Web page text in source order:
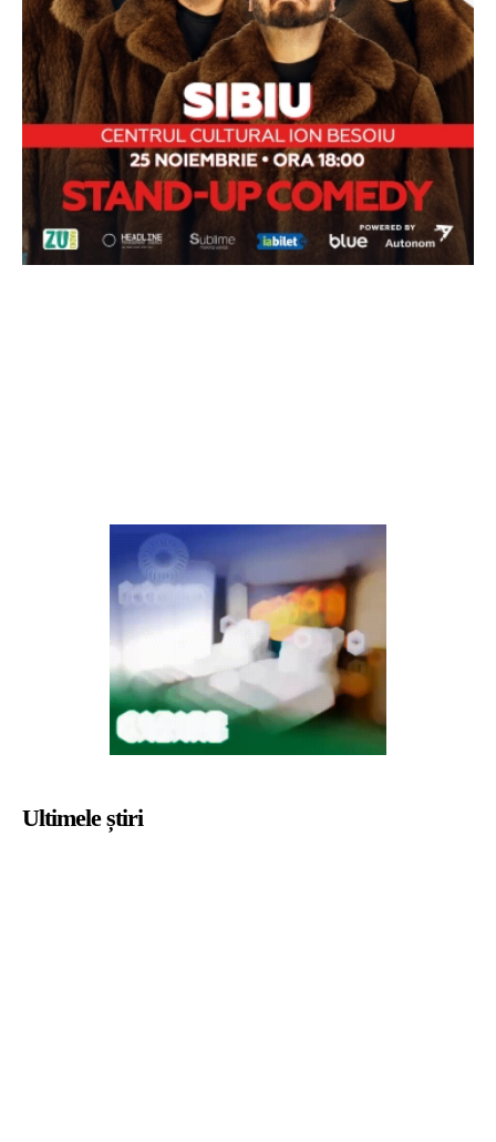
Ultimele știri